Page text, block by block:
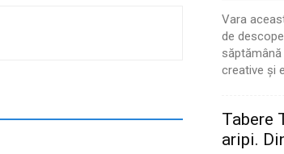
Vara
de
creative și
Tabere
aripi.